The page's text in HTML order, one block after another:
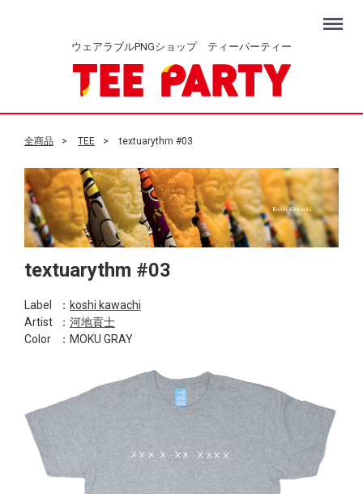
ウェアラブルPNGショップ ティーパーティー
Menu
全商品 TEE textuarythm #03
textuarythm #03
Label ： koshi kawachi
Artist
： 河地貢士
Color
：MOKU GRAY